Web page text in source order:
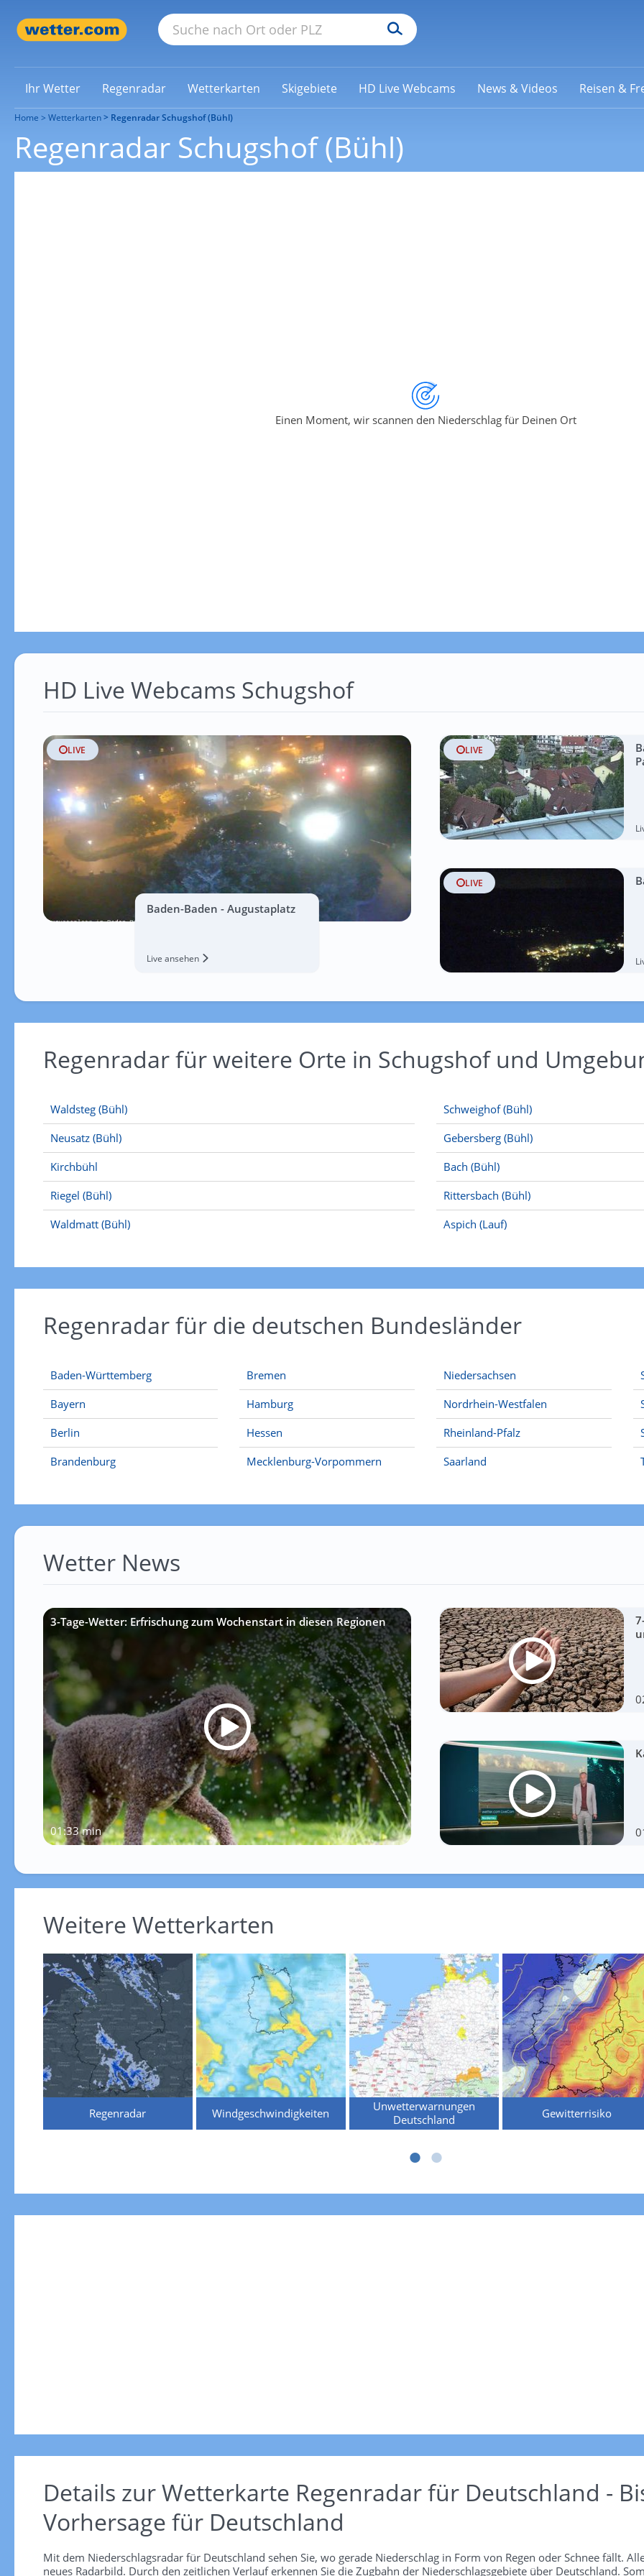
Ihr Wetter Regenradar Wetterkarten Skigebiete HD Live Webcams News & Videos Reisen &
Home Wetterkarten Regenradar Schugshof (Bühl)
Regenradar Schugshof (Bühl)
Einen Moment, wir scannen den Niederschlag für Deinen Ort
HD Live Webcams Schugshof
LIVE
Baden-Baden - Augustaplatz
Live ansehen
LIVE
LIVE
Regenradar für weitere Orte in Schugshof und
Waldsteg (Bühl)
Neusatz (Bühl)
Kirchbühl
Riegel (Bühl)
Waldmatt (Bühl)
Schweighof (Bühl)
Gebersberg (Bühl)
Bach (Bühl)
Rittersbach (Bühl)
Aspich (Lauf)
Regenradar für die deutschen Bundesländer
Baden-Württemberg
Bayern
Berlin
Brandenburg
Bremen
Hamburg
Hessen
Mecklenburg-Vorpommern
Niedersachsen
Nordrhein-Westfalen
Rheinland-Pfalz
Saarland
Wetter News
3-Tage-Wetter: Erfrischung zum Wochenstart in diesen Regionen
01:33 min
Weitere Wetterkarten
Regenradar Windgeschwindigkeiten
Unwetterwarnungen
Deutschland
Gewitterrisiko
Details zur Wetterkarte Regenradar für Deutschland -
Vorhersage für Deutschland
Mit dem Niederschlagsradar für Deutschland sehen Sie, wo gerade Niederschlag in Form von Regen oder Schnee fällt.
neues Radarbild. Durch den zeitlichen Verlauf erkennen Sie die Zugbahn der Niederschlagsgebiete über Deutschland.